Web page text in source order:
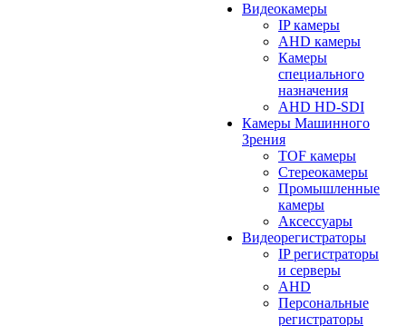
Видеокамеры
IP камеры
AHD камеры
Камеры
специального
назначения
AHD HD-SDI
Камеры Машинного
Зрения
TOF камеры
Стереокамеры
Промышленные
камеры
Аксессуары
Видеорегистраторы
IP регистраторы
и серверы
AHD
Персональные
регистраторы